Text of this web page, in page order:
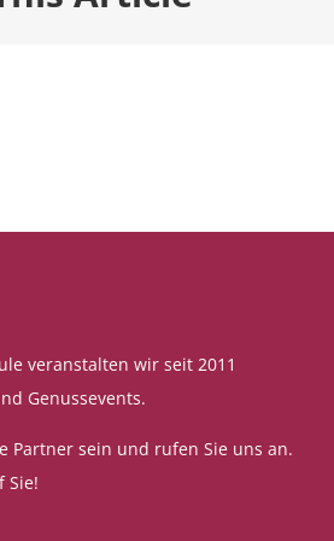
veranstalten wir seit 2011
Genussevents.
Partner sein und rufen Sie uns an.
Sie!